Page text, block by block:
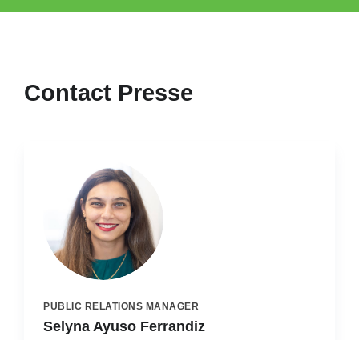
Contact Presse
PUBLIC RELATIONS MANAGER
Selyna Ayuso Ferrandiz